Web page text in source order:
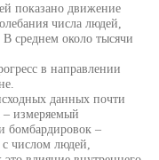
показано движение
числа людей,
среднем около тысячи
в направлении
данных почти
– измеряемый
бомбардировок –
числом людей,